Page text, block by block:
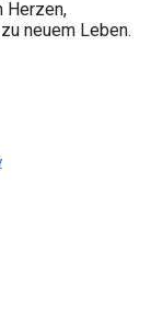
Herzen,
neuem Leben.